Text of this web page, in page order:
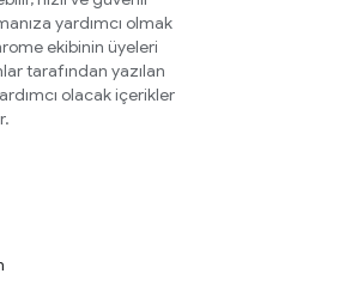
yardımcı olmak
ekibinin üyeleri
tarafından yazılan
olacak içerikler